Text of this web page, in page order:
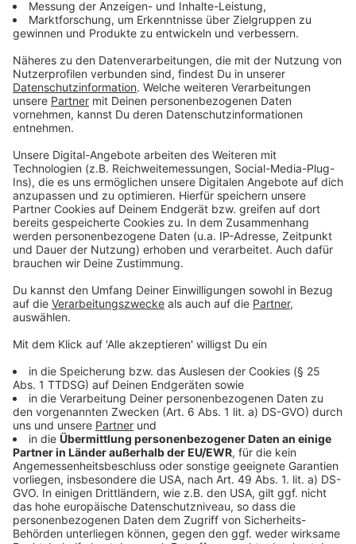
Anzeige
Preisträger Düsseldorfer des Jahres 2024
Ehrung - Düsseldorfer Martinstaler wird verliehen
Düsseldorfer Fotograf Andreas Gursky erhält den
D.Sports Awards: Timo Boll erhält Sonderpreis für
Lebenswerk
Anzeige
Folge uns für mehr News & Updates:
Anzeige
Instagram|Facebook|WhatsApp-Kanal
Anzeige
Anzeige